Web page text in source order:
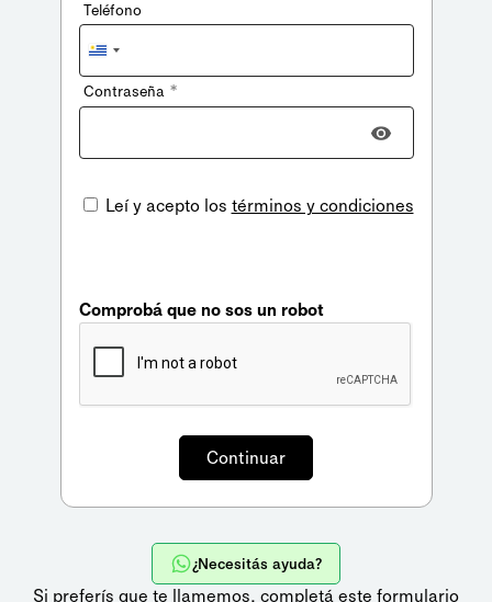
Teléfono
Uruguay
+598
Contraseña *
Leí y acepto los términos y condiciones
Comprobá que no sos un robot
¿Necesitás ayuda?
Si preferís que te llamemos, completá este formulario